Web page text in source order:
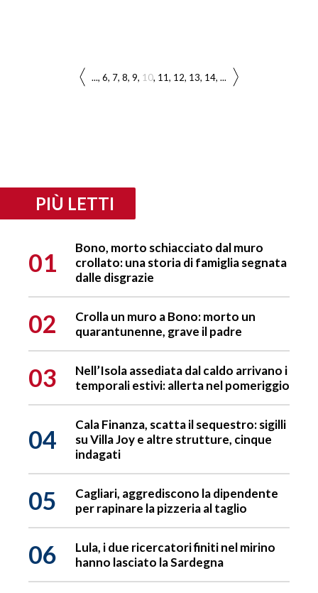
... 6 7 8 9 10 11 12 13 14 ...
PIÙ LETTI
01
Bono, morto schiacciato dal muro
crollato: una storia di famiglia segnata
dalle disgrazie
02
Crolla un muro a Bono: morto un
quarantunenne, grave il padre
03
Nell’Isola assediata dal caldo arrivano i
temporali estivi: allerta nel pomeriggio
04
Cala Finanza, scatta il sequestro: sigilli
su Villa Joy e altre strutture, cinque
indagati
05
Cagliari, aggrediscono la dipendente
per rapinare la pizzeria al taglio
06
Lula, i due ricercatori finiti nel mirino
hanno lasciato la Sardegna